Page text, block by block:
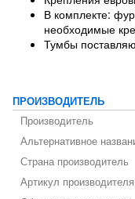
В комплекте:
необходимые
Тумбы
ПРОИЗВОДИТЕЛЬ
Производитель
Альтернативное
Страна производитель
Артикул производителя